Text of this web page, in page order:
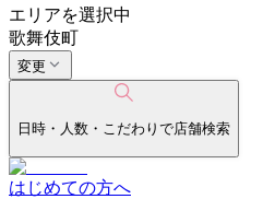
エリアを選択中
歌舞伎町
変更
日時・人数・こだわりで店舗検索
はじめての方へ